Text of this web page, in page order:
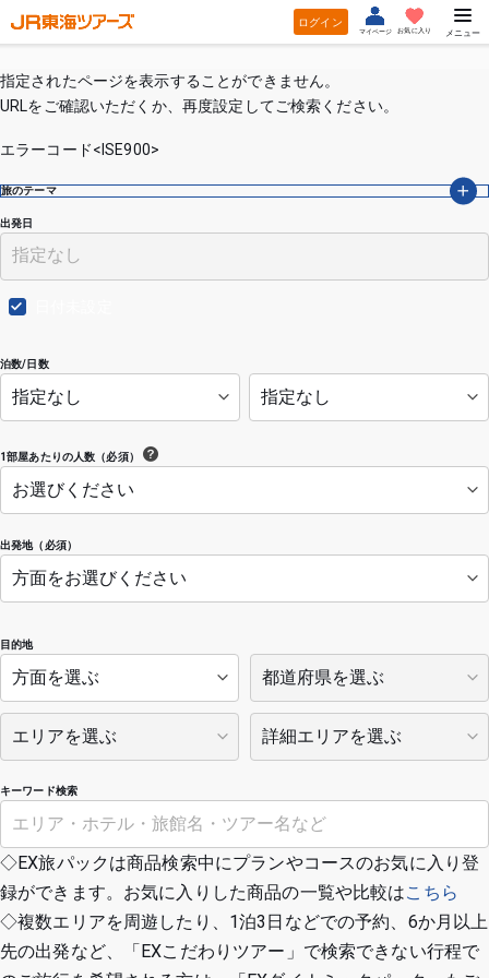
ログイン
マイページ お気に入り メニュー
指定されたページを表示することができません。
URLをご確認いただくか、再度設定してご検索ください。
エラーコード<ISE900>
出発地（必須）
出発日
泊数/日数
1部屋あたりの人数（必須）
目的地
キーワード検索
旅のテーマ
◇EX旅パックは商品検索中にプランやコースのお気に入り登
録ができます。お気に入りした商品の一覧や比較はこちら
◇複数エリアを周遊したり、1泊3日などでの予約、6か月以上
先の出発など、「EXこだわりツアー」で検索できない行程で